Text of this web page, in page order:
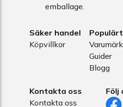
emballage.
Säker handel
Köpvillkor
Populärt
Guider
Blogg
Kontakta oss
Kontakta oss
Följ